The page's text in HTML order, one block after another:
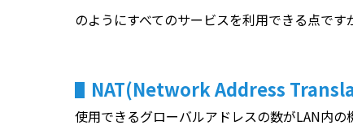
のようにすべてのサービスを利用できる点で
NAT(Network Address
使用できるグローバルアドレスの数がLAN内